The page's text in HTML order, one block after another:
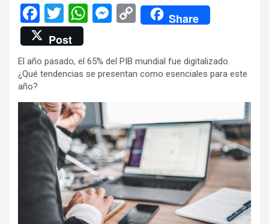
F
a
ce
b
o
k
T
wi
tt
er
W
at
s
p
p
M
se
n
C
o
Li
Share
Post
El año pasado, el 65% del PIB mundial fue digitalizado.
¿Qué tendencias se presentan como esenciales para este
año?